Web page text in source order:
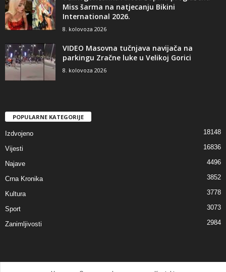
Miss šarma na natjecanju Bikini
International 2026.
8. kolovoza 2026
VIDEO Masovna tučnjava navijača na
parkingu Zračne luke u Velikoj Gorici
8. kolovoza 2026
POPULARNE KATEGORIJE
Izdvojeno 18148
Vijesti 16836
Najave 4496
Crna Kronika 3852
Kultura 3778
Sport 3073
Zanimljivosti 2984